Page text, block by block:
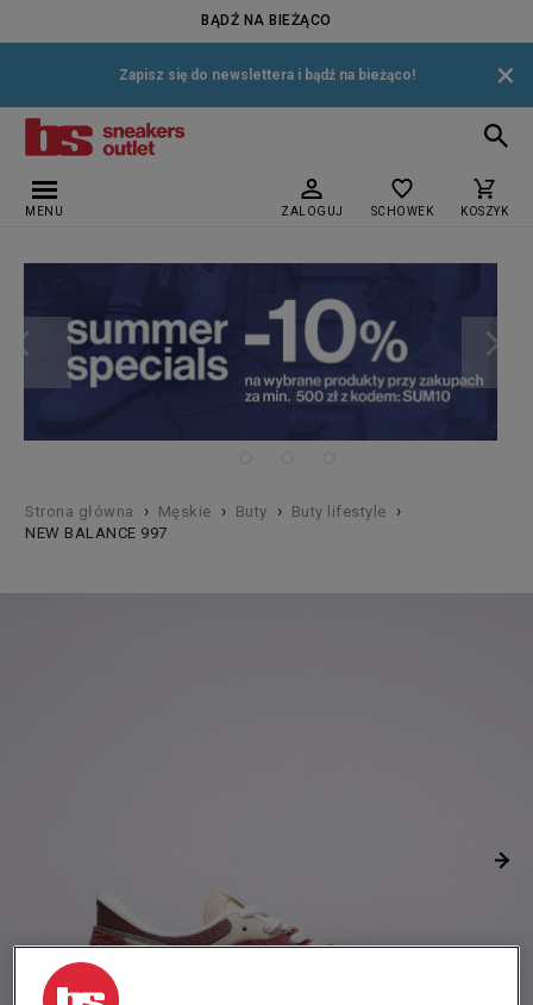
BĄDŹ NA BIEŻĄCO
Zapisz się do newslettera i bądź na bieżąco! ×
MENU ZALOGUJ SCHOWEK KOSZYK
Strona główna › Męskie › Buty › Buty lifestyle ›
NEW BALANCE 997